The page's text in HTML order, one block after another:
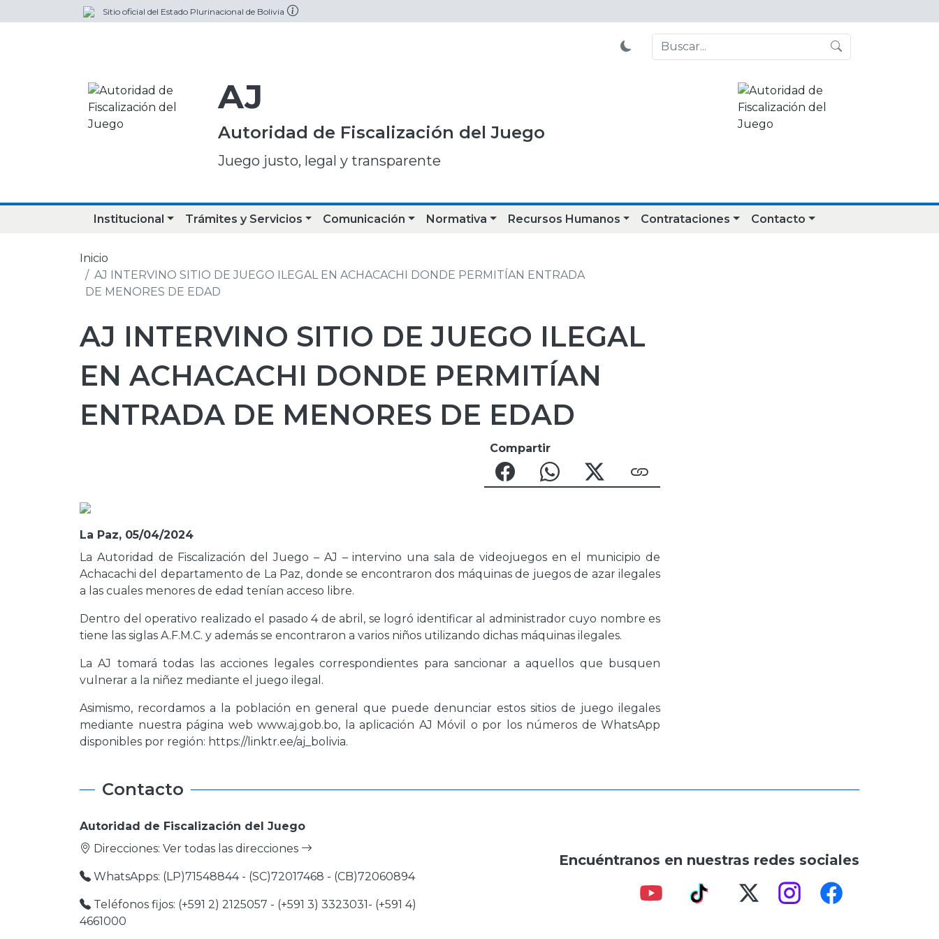
Sitio oficial del Estado Plurinacional de Bolivia
AJ
Autoridad de Fiscalización del Juego
Juego justo, legal y transparente
Institucional Trámites y Servicios Comunicación Normativa Recursos Humanos Contrataciones Contacto
Inicio
AJ INTERVINO SITIO DE JUEGO ILEGAL EN ACHACACHI DONDE PERMITÍAN ENTRADA
DE MENORES DE EDAD
AJ INTERVINO SITIO DE JUEGO ILEGAL
EN ACHACACHI DONDE PERMITÍAN
ENTRADA DE MENORES DE EDAD
Compartir
La Paz, 05/04/2024
La Autoridad de Fiscalización del Juego – AJ – intervino una sala de videojuegos en el municipio de
Achacachi del departamento de La Paz, donde se encontraron dos máquinas de juegos de azar ilegales
a las cuales menores de edad tenían acceso libre.
Dentro del operativo realizado el pasado 4 de abril, se logró identificar al administrador cuyo nombre es
tiene las siglas A.F.M.C. y además se encontraron a varios niños utilizando dichas máquinas ilegales.
La AJ tomará todas las acciones legales correspondientes para sancionar a aquellos que busquen
vulnerar a la niñez mediante el juego ilegal.
Asimismo, recordamos a la población en general que puede denunciar estos sitios de juego ilegales
mediante nuestra página web www.aj.gob.bo, la aplicación AJ Móvil o por los números de WhatsApp
disponibles por región: https://linktr.ee/aj_bolivia.
Contacto
Autoridad de Fiscalización del Juego
Direcciones: Ver todas las direcciones
WhatsApps: (LP)71548844 - (SC)72017468 - (CB)72060894
Teléfonos fijos: (+591 2) 2125057 - (+591 3) 3323031- (+591 4)
4661000
Encuéntranos en nuestras redes sociales